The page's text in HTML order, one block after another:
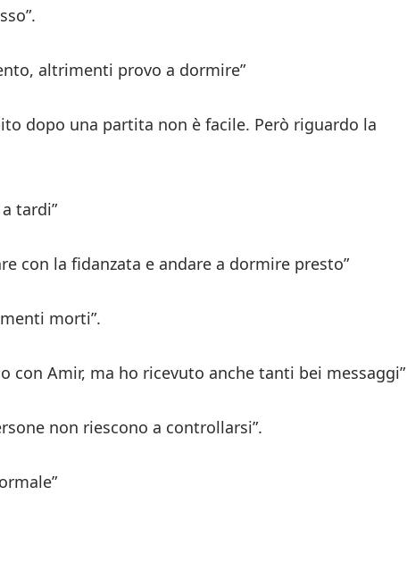
altrimenti provo a dormire”
dopo una partita non è facile. Però riguardo la
tardi”
con la fidanzata e andare a dormire presto”
morti”.
con Amir, ma ho ricevuto anche tanti bei messaggi”
non riescono a controllarsi”.